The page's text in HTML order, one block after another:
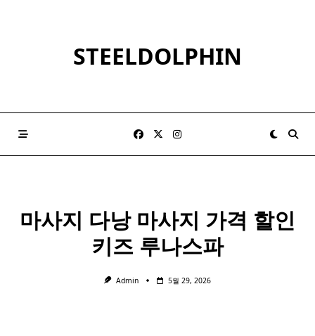
STEELDOLPHIN
마사지 다낭 마사지 가격 할인
키즈 루나스파
Admin 5월 29, 2026